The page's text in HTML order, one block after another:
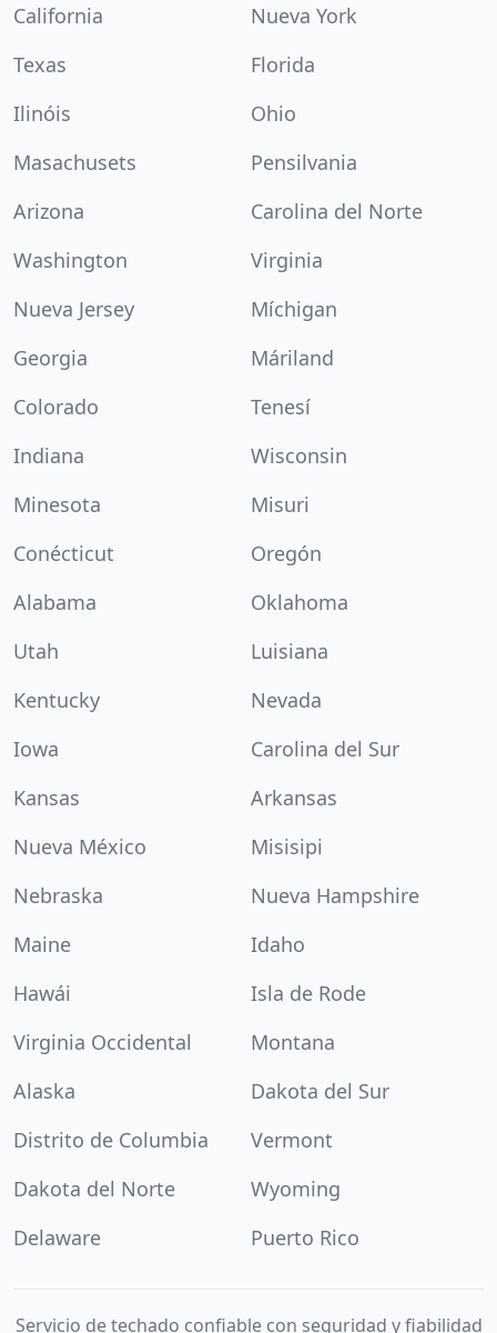
California
Nueva York
Texas
Florida
Ilinóis
Ohio
Masachusets
Pensilvania
Arizona
Carolina del Norte
Washington
Virginia
Nueva Jersey
Míchigan
Georgia
Máriland
Colorado
Tenesí
Indiana
Wisconsin
Minesota
Misuri
Conécticut
Oregón
Alabama
Oklahoma
Utah
Luisiana
Kentucky
Nevada
Iowa
Carolina del Sur
Kansas
Arkansas
Nueva México
Misisipi
Nebraska
Nueva Hampshire
Maine
Idaho
Hawái
Isla de Rode
Virginia Occidental
Montana
Alaska
Dakota del Sur
Distrito de Columbia
Vermont
Dakota del Norte
Wyoming
Delaware
Puerto Rico
Servicio de techado confiable con seguridad y fiabilidad